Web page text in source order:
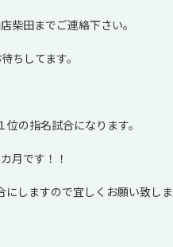
柴田までご連絡下さい。
ちしてます。
の指名試合になります。
月です！！
しますので宜しくお願い致し